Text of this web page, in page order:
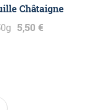
Châtaigne
5,50 €